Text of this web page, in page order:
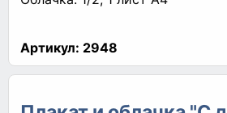
Артикул: 2948